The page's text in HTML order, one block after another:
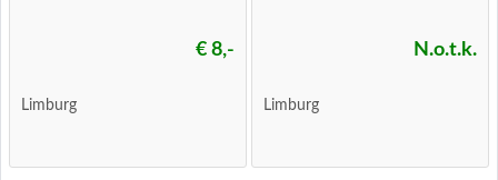
€ 8,-
Limburg
N.o.t.k.
Limburg